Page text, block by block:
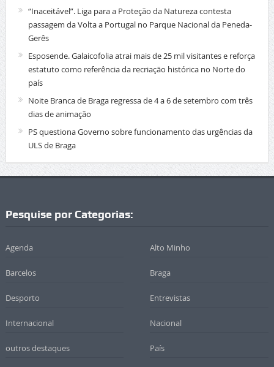
“Inaceitável”. Liga para a Proteção da Natureza contesta
passagem da Volta a Portugal no Parque Nacional da Peneda-
Gerês
Esposende. Galaicofolia atrai mais de 25 mil visitantes e reforça
estatuto como referência da recriação histórica no Norte do
país
Noite Branca de Braga regressa de 4 a 6 de setembro com três
dias de animação
PS questiona Governo sobre funcionamento das urgências da
ULS de Braga
Pesquise por Categorias:
Agenda Alto Minho
Barcelos Braga
Desporto Entrevistas
Internacional Nacional
outros destaques País